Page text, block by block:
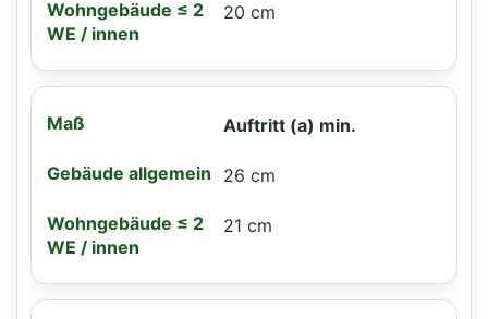
20 cm
Auftritt (a) min.
26 cm
21 cm